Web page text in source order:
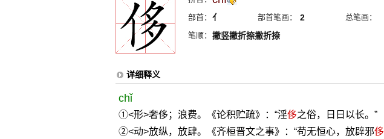
部首： 亻 部首笔画： 2 总笔画：
笔顺： 撇竖撇折捺撇折捺
详细释义
chǐ
①<形>奢侈；浪费。《论积贮疏》：“淫侈之俗，日日以长。”
②<动>放纵，放肆。《齐桓晋文之事》：“苟无恒心，放辟邪侈